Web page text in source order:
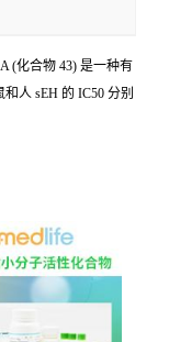
(化合物 43) 是一种有
人 sEH 的 IC50 分别